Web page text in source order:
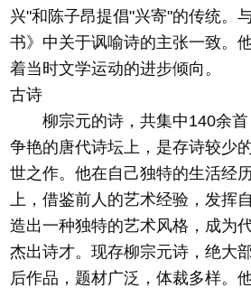
兴"和陈子昂提倡"兴寄"的传统。
书》中关于讽喻诗的主张一致。
着当时文学运动的进步倾向。
古诗
柳宗元的诗，共集中140余首
争艳的唐代诗坛上，是存诗较少
世之作。他在自己独特的生活经
上，借鉴前人的艺术经验，发挥
造出一种独特的艺术风格，成为
杰出诗才。现存柳宗元诗，绝大
后作品，题材广泛，体裁多样。